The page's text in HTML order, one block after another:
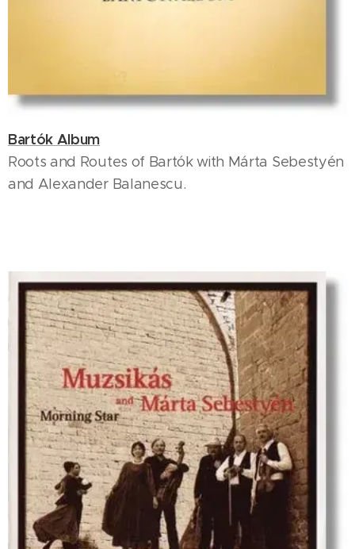
Bartók Album
Roots and Routes of Bartók with Márta Sebestyén
and Alexander Balanescu.